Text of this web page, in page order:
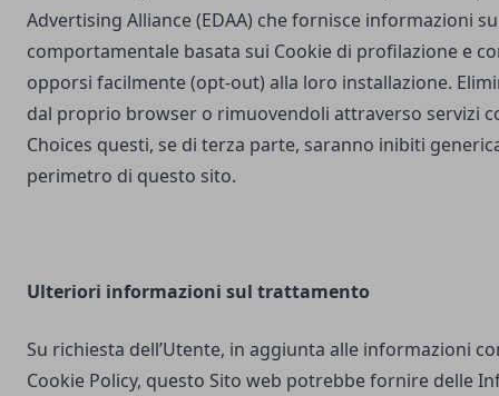
Advertising Alliance (EDAA) che fornisce informazioni
comportamentale basata sui Cookie di profilazione e
opporsi facilmente (opt-out) alla loro installazione.
dal proprio browser o rimuovendoli attraverso servizi
Choices questi, se di terza parte, saranno inibiti
perimetro di questo sito.
Ulteriori informazioni sul trattamento
Su richiesta dell’Utente, in aggiunta alle informazioni
Cookie Policy, questo Sito web potrebbe fornire delle